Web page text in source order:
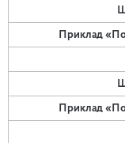
Приклад
Приклад